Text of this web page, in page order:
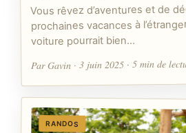
Vous rêvez d’aventures et de
prochaines vacances à
voiture pourrait bien…
Par Gavin · 3 juin 2025 · 5 min de
RANDOS